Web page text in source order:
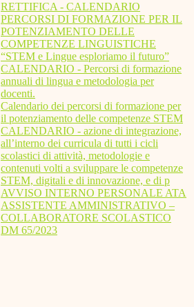
RETTIFICA - CALENDARIO
PERCORSI DI FORMAZIONE PER IL
POTENZIAMENTO DELLE
COMPETENZE LINGUISTICHE
“STEM e Lingue esploriamo il futuro”
CALENDARIO - Percorsi di formazione
annuali di lingua e metodologia per
docenti.
Calendario dei percorsi di formazione per
il potenziamento delle competenze STEM
CALENDARIO - azione di integrazione,
all’interno dei curricula di tutti i cicli
scolastici di attività, metodologie e
contenuti volti a sviluppare le competenze
STEM, digitali e di innovazione, e di p
AVVISO INTERNO PERSONALE ATA
ASSISTENTE AMMINISTRATIVO –
COLLABORATORE SCOLASTICO
DM 65/2023